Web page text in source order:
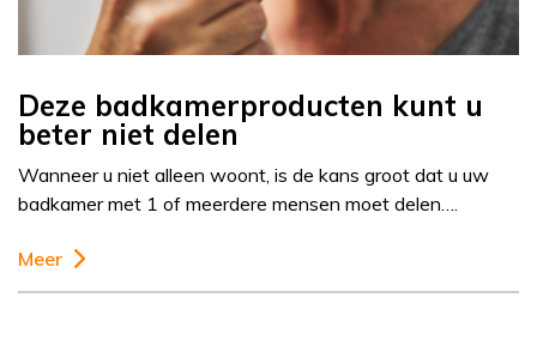
Deze badkamerproducten kunt u
beter niet delen
Wanneer u niet alleen woont, is de kans groot dat u uw
badkamer met 1 of meerdere mensen moet delen….
Meer